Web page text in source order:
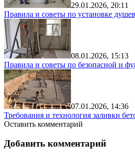
29.01.2026, 20:11
Правила и советы по установке
08.01.2026, 15:13
Правила и советы по безопасной и
07.01.2026, 14:36
Требования и технология заливки
Оставить комментарий
Добавить комментарий